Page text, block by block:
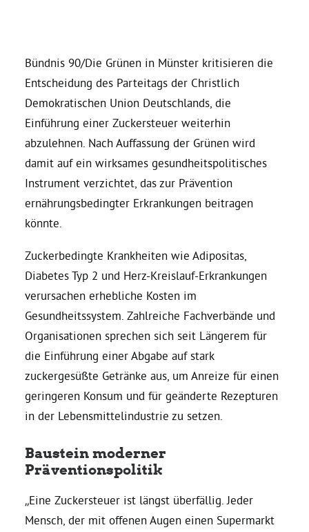
Robin Korte, MdL
Daniel Freund, MdEP
Delegierte
Grüne im Rathaus
Ratsfraktion
Ratsmitglieder 2025 – 2030
Ratsanträge
Fraktionsgeschäftsstelle
Aktiv werden
Termine
Bündnis 90/Die Grünen in Münster kritisieren die
Entscheidung des Parteitags der Christlich
Demokratischen Union Deutschlands, die
Einführung einer Zuckersteuer weiterhin
abzulehnen. Nach Auffassung der Grünen wird
damit auf ein wirksames gesundheitspolitisches
Instrument verzichtet, das zur Prävention
ernährungsbedingter Erkrankungen beitragen
könnte.
Zuckerbedingte Krankheiten wie Adipositas,
Diabetes Typ 2 und Herz-Kreislauf-Erkrankungen
verursachen erhebliche Kosten im
Gesundheitssystem. Zahlreiche Fachverbände und
Organisationen sprechen sich seit Längerem für
die Einführung einer Abgabe auf stark
zuckergesüßte Getränke aus, um Anreize für einen
geringeren Konsum und für geänderte Rezepturen
in der Lebensmittelindustrie zu setzen.
Baustein moderner
Präventionspolitik
„Eine Zuckersteuer ist längst überfällig. Jeder
Mensch, der mit offenen Augen einen Supermarkt